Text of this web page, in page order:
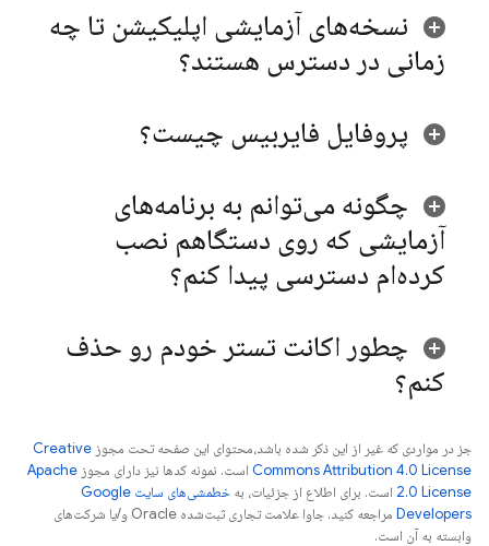
نسخه‌های آزمایشی اپلیکیشن تا چه
زمانی در دسترس هستند؟
پروفایل فایربیس چیست؟
چگونه می‌توانم به برنامه‌های
آزمایشی که روی دستگاهم نصب
کرده‌ام دسترسی پیدا کنم؟
چطور اکانت تستر خودم رو حذف
کنم؟
جز در مواردی که غیر از این ذکر شده باشد،‌محتوای این صفحه تحت مجوز Creative
Commons Attribution 4.0 License است. نمونه کدها نیز دارای مجوز Apache
2.0 License است. برای اطلاع از جزئیات، به
خطمشی‌های سایت Google
Developers‏
مراجعه کنید. جاوا علامت تجاری ثبت‌شده Oracle و/یا شرکت‌های
وابسته به آن است.